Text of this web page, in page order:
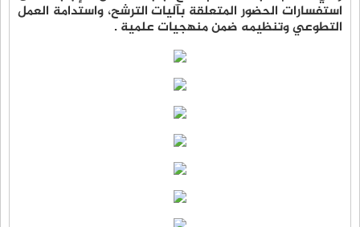
استفسارات الحضور المتعلقة بآليات الترشح، واستدامة العمل
التطوعي وتنظيمه ضمن منهجيات علمية .